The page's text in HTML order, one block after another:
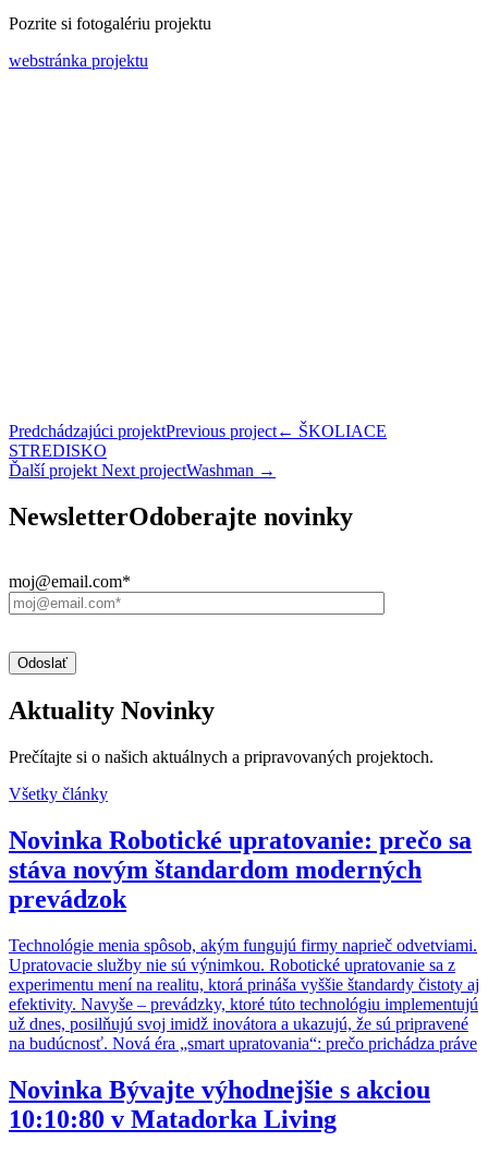
Pozrite si fotogalériu projektu
webstránka projektu
Predchádzajúci projektPrevious project← ŠKOLIACE
STREDISKO
Ďalší projekt Next projectWashman →
NewsletterOdoberajte novinky
moj@email.com*
Aktuality Novinky
Prečítajte si o našich aktuálnych a pripravovaných projektoch.
Všetky články
Novinka Robotické upratovanie: prečo sa
stáva novým štandardom moderných
prevádzok
Technológie menia spôsob, akým fungujú firmy naprieč odvetviami.
Upratovacie služby nie sú výnimkou. Robotické upratovanie sa z
experimentu mení na realitu, ktorá prináša vyššie štandardy čistoty aj
efektivity. Navyše – prevádzky, ktoré túto technológiu implementujú
už dnes, posilňujú svoj imidž inovátora a ukazujú, že sú pripravené
na budúcnosť. Nová éra „smart upratovania“: prečo prichádza práve
Novinka Bývajte výhodnejšie s akciou
10:10:80 v Matadorka Living